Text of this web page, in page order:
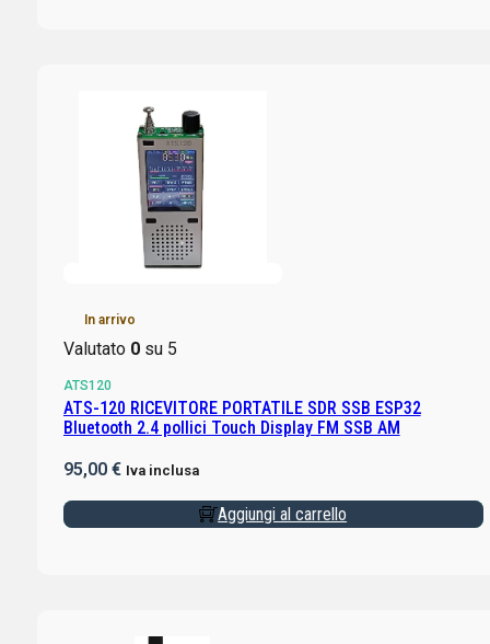
In arrivo
Valutato 0su 5
ATS120
ATS-120 RICEVITORE PORTATILE SDR SSB ESP32
Bluetooth 2.4 pollici Touch Display FM SSB AM
95,00 € Iva inclusa
Aggiungi al carrello